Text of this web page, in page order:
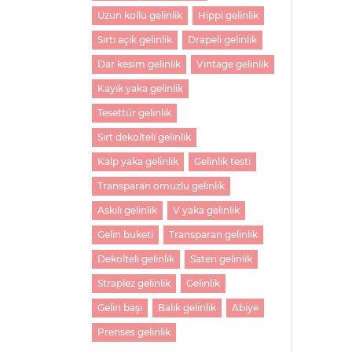
Uzun kollu gelinlik Hippi gelinlik
Sırtı açık gelinlik Drapeli gelinlik
Dar kesim gelinlik Vintage gelinlik
Kayık yaka gelinlik
Tesettür gelinlik
Sırt dekolteli gelinlik
Kalp yaka gelinlik Gelinlik testi
Transparan omuzlu gelinlik
Askılı gelinlik V yaka gelinlik
Gelin buketi Transparan gelinlik
Dekolteli gelinlik Saten gelinlik
Straplez gelinlik Gelinlik
Gelin başı Balık gelinlik Abiye
Prenses gelinlik